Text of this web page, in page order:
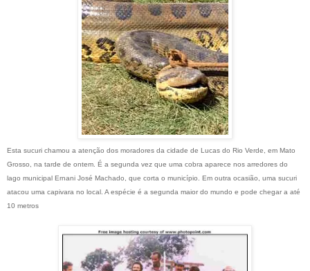
Esta sucuri chamou a atenção dos moradores da cidade de Lucas do Rio Verde, em Mato
Grosso, na tarde de ontem. É a segunda vez que uma cobra aparece nos arredores do
lago municipal Ernani José Machado, que corta o município. Em outra ocasião, uma sucuri
atacou uma capivara no local. A espécie é a segunda maior do mundo e pode chegar a até
10 metros